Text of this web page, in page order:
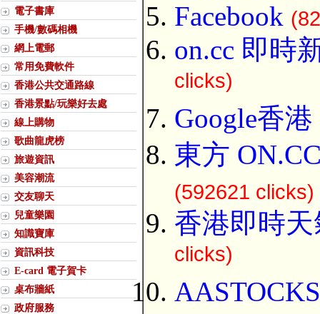
電子書庫
手機/數碼相機
網上電郵
常用免費軟件
香港公共交通路線
香港景點/玩樂好去處
線上購物
歌曲龍虎榜
旅遊資訊
美容潮流
交友聊天
兒童樂園
知識寶庫
資訊科技
E-card 電子賀卡
桌布牆紙
政府服務
Facebook
on.cc 即時
clicks)
Google香港
東方
(592621 clicks)
香港即時
clicks)